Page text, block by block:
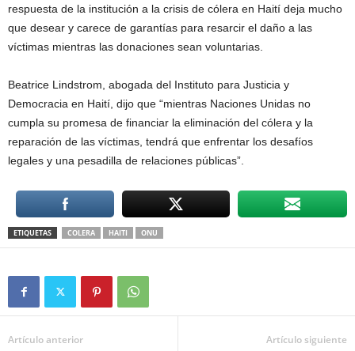
respuesta de la institución a la crisis de cólera en Haití deja mucho
que desear y carece de garantías para resarcir el daño a las
víctimas mientras las donaciones sean voluntarias.
Beatrice Lindstrom, abogada del Instituto para Justicia y
Democracia en Haití, dijo que “mientras Naciones Unidas no
cumpla su promesa de financiar la eliminación del cólera y la
reparación de las víctimas, tendrá que enfrentar los desafíos
legales y una pesadilla de relaciones públicas”.
ETIQUETAS COLERA HAITI ONU
Artículo anterior Artículo siguiente